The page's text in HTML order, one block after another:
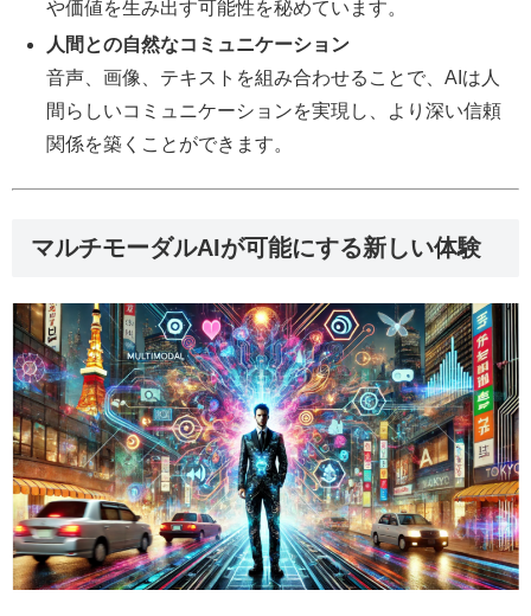
や価値を生み出す可能性を秘めています。
人間との自然なコミュニケーション
音声、画像、テキストを組み合わせることで、AIは人
間らしいコミュニケーションを実現し、より深い信頼
関係を築くことができます。
マルチモーダルAIが可能にする新しい体験